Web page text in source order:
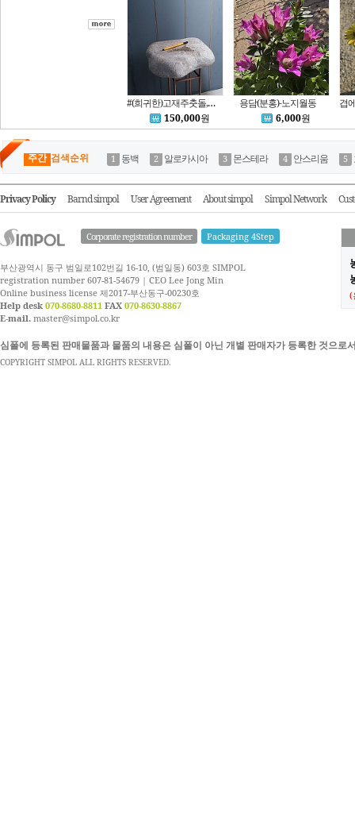
#(희귀한)고재주춧돌,돌찻상
150,000원
용담(분홍)-노지월동
6,000원
주간 검색순위 동백 알로카시아 몬스테라 안스리움
Privacy Policy Barnd simpol User Agreement About simpol Simpol Network
Corporate registration number Packaging 4Step
부산광역시 동구 범일로102번길 16-10, (범일동) 603호 SIMPOL
registration number 607-81-54679 | CEO Lee Jong Min
Online business license 제2017-부산동구-00230호
Help desk 070-8680-8811 FAX 070-8630-8867
E-mail. master@simpol.co.kr
(
심폴에 등록된 판매물품과 물품의 내용은 심폴이 아닌 개별 판매자가 등록한 것으
COPYRIGHT SIMPOL ALL RIGHTS RESERVED.